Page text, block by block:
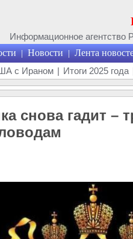
Информационное агентство
| Новости | Лента
с Ираном | Итоги 2025 года
снова гадит –